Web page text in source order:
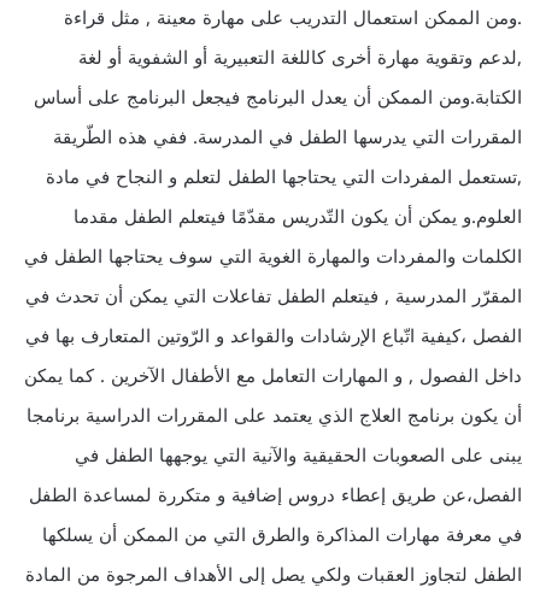
.ومن الممكن استعمال التدريب على مهارة معينة , مثل قراءة
,لدعم وتقوية مهارة أخرى كاللغة التعبيرية أو الشفوية أو لغة
الكتابة.ومن الممكن أن يعدل البرنامج فيجعل البرنامج على أساس
المقررات التي يدرسها الطفل في المدرسة. ففي هذه الطّريقة
,تستعمل المفردات التي يحتاجها الطفل لتعلم و النجاح في مادة
العلوم.و يمكن أن يكون التّدريس مقدّمًا فيتعلم الطفل مقدما
الكلمات والمفردات والمهارة الغوية التي سوف يحتاجها الطفل في
المقرّر المدرسية , فيتعلم الطفل تفاعلات التي يمكن أن تحدث في
الفصل ،كيفية اتّباع الإرشادات والقواعد و الرّوتين المتعارف بها في
داخل الفصول , و المهارات التعامل مع الأطفال الآخرين . كما يمكن
أن يكون برنامج العلاج الذي يعتمد على المقررات الدراسية برنامجا
يبنى على الصعوبات الحقيقية والآنية التي يوجهها الطفل في
الفصل،عن طريق إعطاء دروس إضافية و متكررة لمساعدة الطفل
في معرفة مهارات المذاكرة والطرق التي من الممكن أن يسلكها
الطفل لتجاوز العقبات ولكي يصل إلى الأهداف المرجوة من المادة